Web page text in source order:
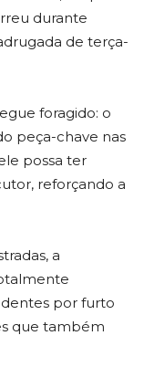
durante
de terça-
foragido: o
peça-chave nas
possa ter
reforçando a
a
por furto
que também